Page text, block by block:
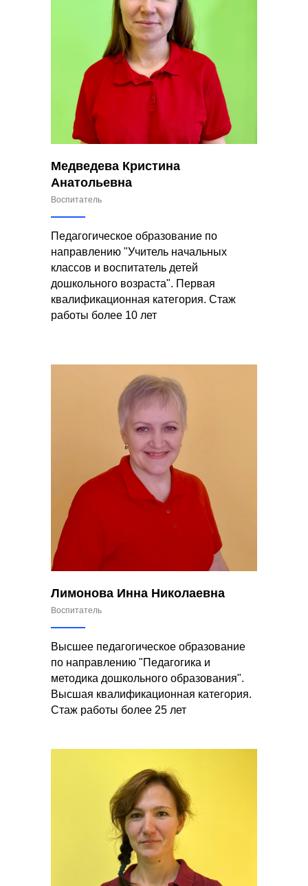
Медведева Кристина
Анатольевна
Воспитатель
Педагогическое образование по
направлению "Учитель начальных
классов и воспитатель детей
дошкольного возраста". Первая
квалификационная категория. Стаж
работы более 10 лет
Лимонова Инна Николаевна
Воспитатель
Высшее педагогическое образование
по направлению "Педагогика и
методика дошкольного образования".
Высшая квалификационная категория.
Стаж работы более 25 лет